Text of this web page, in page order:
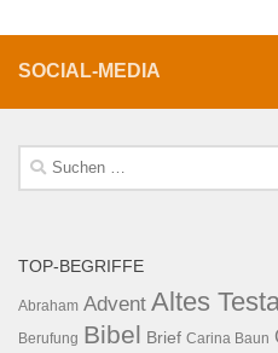
SOCIAL-MEDIA
Suche
nach:
TOP-BEGRIFFE
Abraham Advent Altes
Berufung Bibel Brief Carina Baun